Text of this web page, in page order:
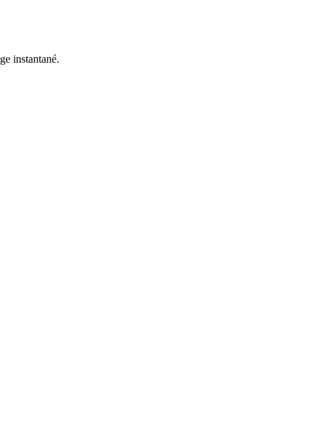
instantané.